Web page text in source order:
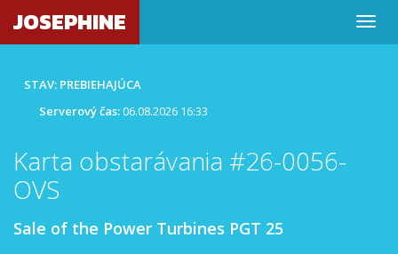
JOSEPHINE
STAV: PREBIEHAJÚCA
Serverový čas:06.08.2026 16:33
Karta obstarávania #26-0056-
OVS
Sale of the Power Turbines PGT 25